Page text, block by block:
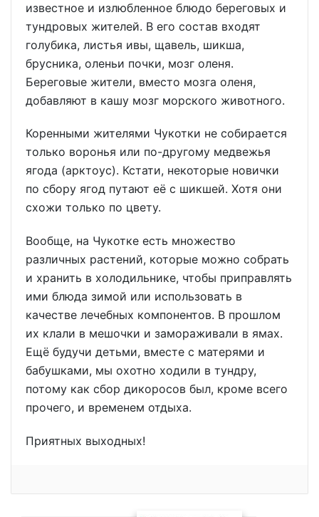
известное и излюбленное блюдо береговых и
тундровых жителей. В его состав входят
голубика, листья ивы, щавель, шикша,
брусника, оленьи почки, мозг оленя.
Береговые жители, вместо мозга оленя,
добавляют в кашу мозг морского животного.
Коренными жителями Чукотки не собирается
только воронья или по-другому медвежья
ягода (арктоус). Кстати, некоторые новички
по сбору ягод путают её с шикшей. Хотя они
схожи только по цвету.
Вообще, на Чукотке есть множество
различных растений, которые можно собрать
и хранить в холодильнике, чтобы приправлять
ими блюда зимой или использовать в
качестве лечебных компонентов. В прошлом
их клали в мешочки и замораживали в ямах.
Ещё будучи детьми, вместе с матерями и
бабушками, мы охотно ходили в тундру,
потому как сбор дикоросов был, кроме всего
прочего, и временем отдыха.
Приятных выходных!